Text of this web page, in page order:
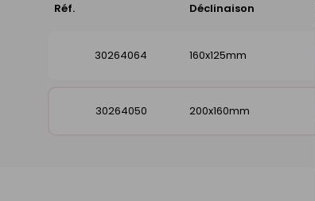
Réf. Déclinaison
30264064 160x125mm
30264050
200x160mm